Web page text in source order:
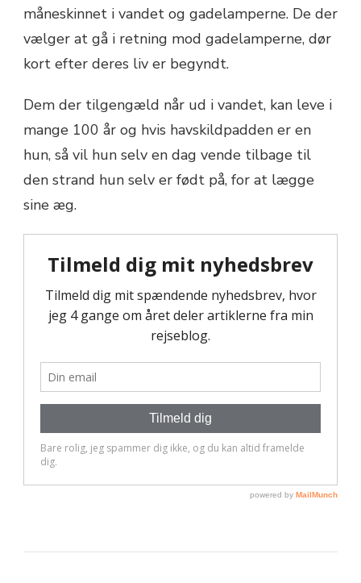
måneskinnet i vandet og gadelamperne. De der
vælger at gå i retning mod gadelamperne, dør
kort efter deres liv er begyndt.
Dem der tilgengæld når ud i vandet, kan leve i
mange 100 år og hvis havskildpadden er en
hun, så vil hun selv en dag vende tilbage til
den strand hun selv er født på, for at lægge
sine æg.